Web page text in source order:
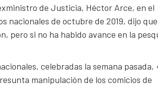
de Justicia, Héctor Arce, en el
nacionales de octubre de 2019, dijo
pero si no ha habido avance en la
celebradas la semana pasada,
manipulación de los comicios de